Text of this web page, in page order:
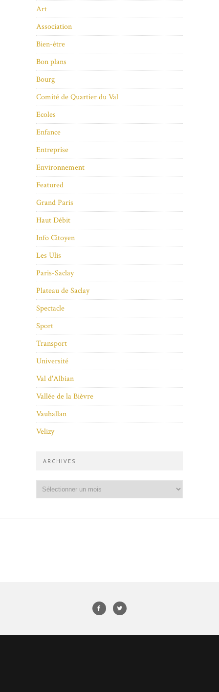
Art
Association
Bien-être
Bon plans
Bourg
Comité de Quartier du Val
Ecoles
Enfance
Entreprise
Environnement
Featured
Grand Paris
Haut Débit
Info Citoyen
Les Ulis
Paris-Saclay
Plateau de Saclay
Spectacle
Sport
Transport
Université
Val d'Albian
Vallée de la Bièvre
Vauhallan
Velizy
ARCHIVES